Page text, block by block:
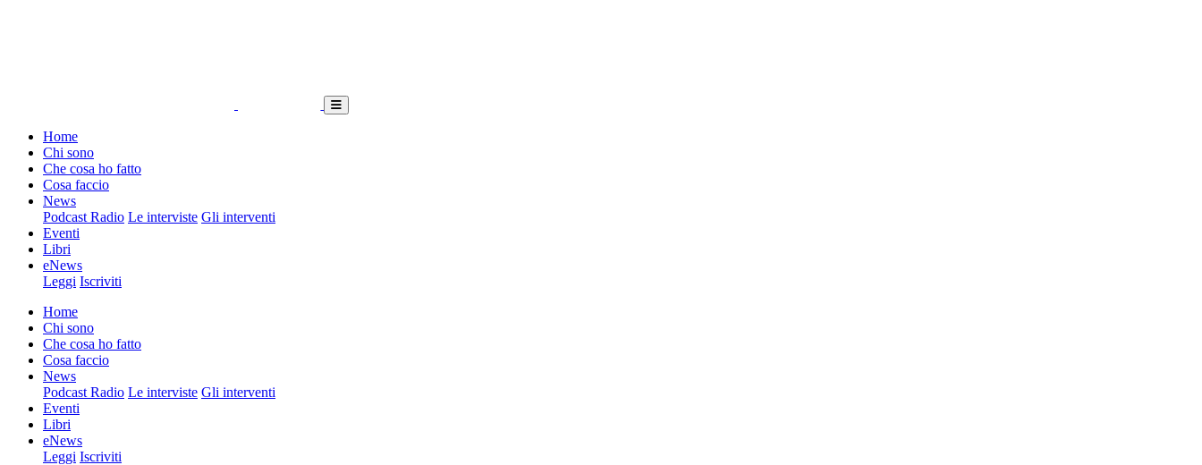
Home
Chi sono
Che cosa ho fatto
Cosa faccio
News
Podcast Radio Le interviste Gli interventi
Eventi
Libri
eNews
Leggi Iscriviti
Home
Chi sono
Che cosa ho fatto
Cosa faccio
News
Podcast Radio Le interviste Gli interventi
Eventi
Libri
eNews
Leggi Iscriviti